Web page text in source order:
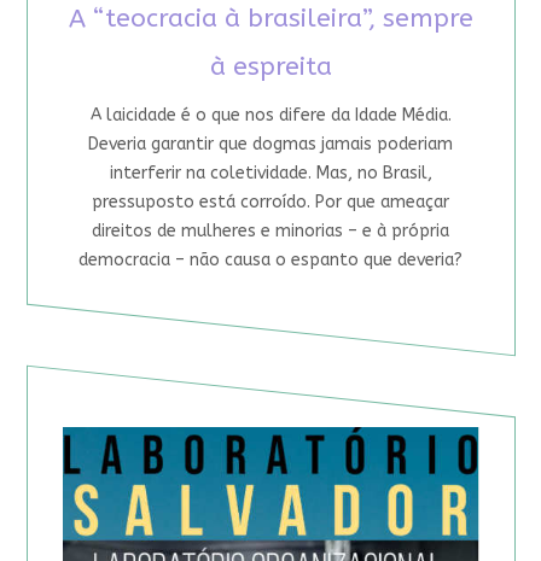
A “teocracia à brasileira”, sempre
à espreita
A laicidade é o que nos difere da Idade Média.
Deveria garantir que dogmas jamais poderiam
interferir na coletividade. Mas, no Brasil,
pressuposto está corroído. Por que ameaçar
direitos de mulheres e minorias – e à própria
democracia – não causa o espanto que deveria?